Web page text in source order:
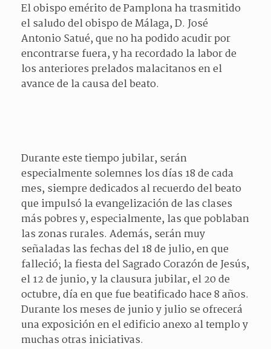
El obispo emérito de Pamplona ha trasmitido
el saludo del obispo de Málaga, D. José
Antonio Satué, que no ha podido acudir por
encontrarse fuera, y ha recordado la labor de
los anteriores prelados malacitanos en el
avance de la causa del beato.
Durante este tiempo jubilar, serán
especialmente solemnes los días 18 de cada
mes, siempre dedicados al recuerdo del beato
que impulsó la evangelización de las clases
más pobres y, especialmente, las que poblaban
las zonas rurales. Además, serán muy
señaladas las fechas del 18 de julio, en que
falleció; la fiesta del Sagrado Corazón de Jesús,
el 12 de junio, y la clausura jubilar, el 20 de
octubre, día en que fue beatificado hace 8 años.
Durante los meses de junio y julio se ofrecerá
una exposición en el edificio anexo al templo y
muchas otras iniciativas.